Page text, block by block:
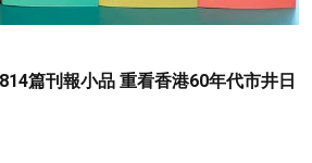
篇刊報小品 重看香港60年代市井日